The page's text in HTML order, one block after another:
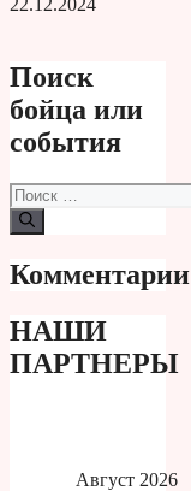
Поиск
бойца или
события
Поиск:
Комментарии
НАШИ
ПАРТНЕРЫ
Август 2026